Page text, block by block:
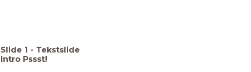
Slide 1 - Tekstslide
Intro Pssst!